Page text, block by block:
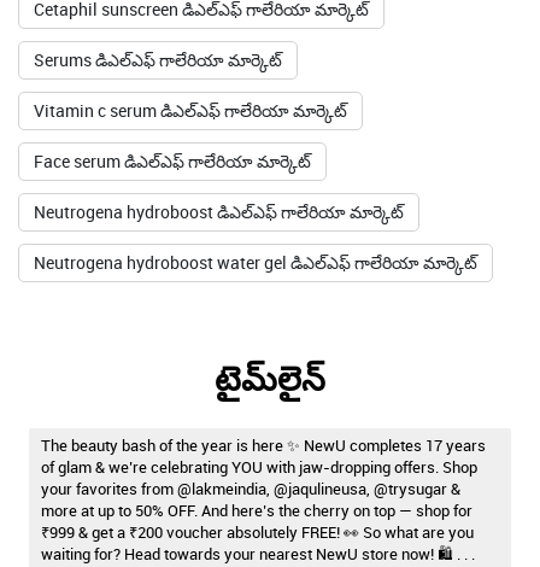
Cetaphil sunscreen డిఎల్ఎఫ్ గాలేరియా మార్కెట్
Serums డిఎల్ఎఫ్ గాలేరియా మార్కెట్
Vitamin c serum డిఎల్ఎఫ్ గాలేరియా మార్కెట్
Face serum డిఎల్ఎఫ్ గాలేరియా మార్కెట్
Neutrogena hydroboost డిఎల్ఎఫ్ గాలేరియా మార్కెట్
Neutrogena hydroboost water gel డిఎల్ఎఫ్ గాలేరియా మార్కెట్
టైమ్‌లైన్
The beauty bash of the year is here ✨ NewU completes 17 years
of glam & we’re celebrating YOU with jaw-dropping offers. Shop
your favorites from @lakmeindia, @jaqulineusa, @trysugar &
more at up to 50% OFF. And here’s the cherry on top — shop for
₹999 & get a ₹200 voucher absolutely FREE! 👀 So what are you
waiting for? Head towards your nearest NewU store now! 🛍️ . . .